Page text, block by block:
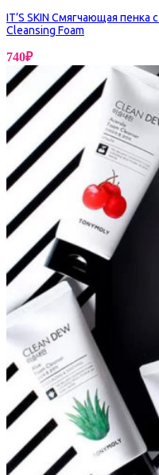
IT’S SKIN Смягчающая пенка
Cleansing Foam
740₽